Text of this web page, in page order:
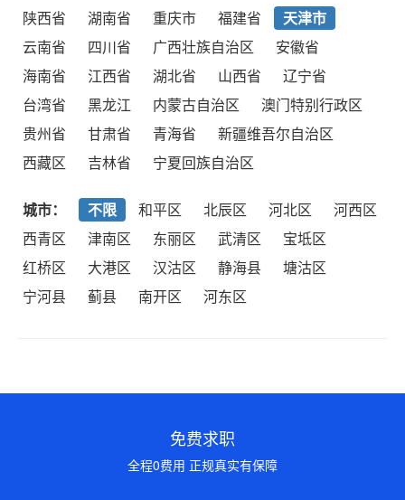
陕西省
湖南省 重庆市 福建省
天津市
云南省
四川省 广西壮族自治区
安徽省
海南省
江西省 湖北省 山西省
辽宁省
台湾省
黑龙江 内蒙古自治区
澳门特别行政区
贵州省
甘肃省 青海省
新疆维吾尔自治区
西藏区
吉林省 宁夏回族自治区
城市： 不限 和平区 北辰区 河北区
河西区
西青区
津南区 东丽区 武清区
宝坻区
红桥区
大港区 汉沽区 静海县
塘沽区
宁河县
蓟县 南开区 河东区
免费求职
全程0费用 正规真实有保障